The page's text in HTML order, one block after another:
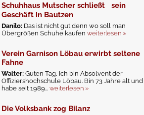
Schuhhaus Mutscher schließt sein
Geschäft in Bautzen
Danilo: Das ist nicht gut denn wo soll man
Übergrößen Schuhe kaufenweiterlesen »
Verein Garnison Löbau erwirbt seltene
Fahne
Walter:Guten Tag, Ich bin Absolvent der
Offiziershochschule Löbau. Bin 73 Jahre alt und
habe seit 1989...weiterlesen »
Die Volksbank zog Bilanz